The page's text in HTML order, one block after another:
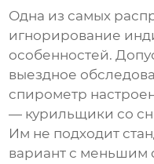
Одна из самых
игнорирование
особенностей.
выездное
спирометр
— курильщики со
Им не подходит
вариант с меньшим